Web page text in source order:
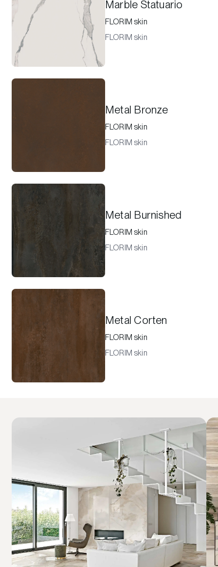
Marble Statuario
FLORIM skin
FLORIM skin
Metal Bronze
FLORIM skin
FLORIM skin
Metal Burnished
FLORIM skin
FLORIM skin
Metal Corten
FLORIM skin
FLORIM skin